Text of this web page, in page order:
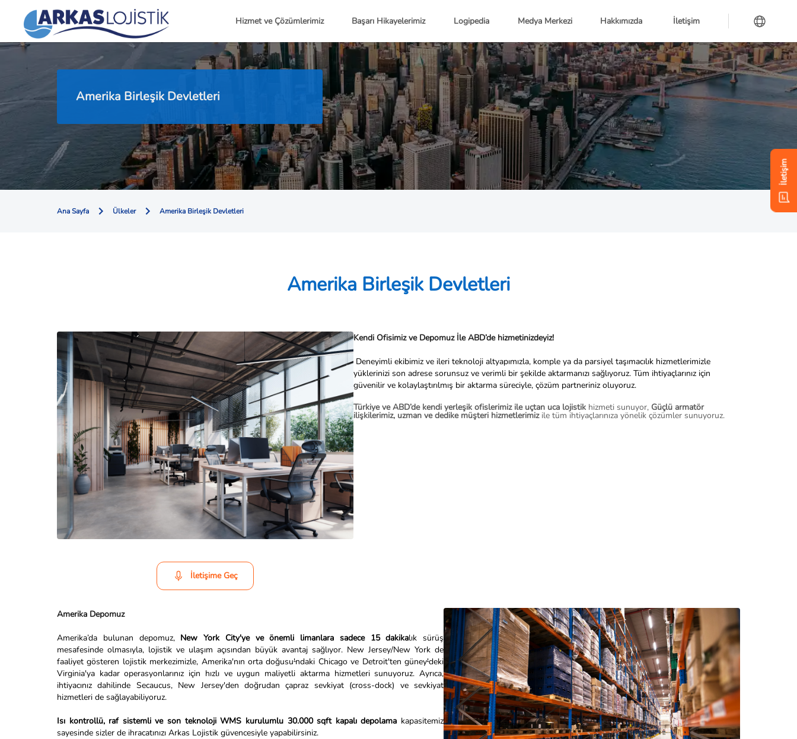
Hizmet ve Çözümlerimiz Başarı Hikayelerimiz Logipedia Medya Merkezi Hakkımızda İletişim
Amerika Birleşik Devletleri
İletişim
Ana Sayfa Ülkeler Amerika Birleşik Devletleri
Amerika Birleşik Devletleri
İletişime Geç
Kendi Ofisimiz ve Depomuz İle ABD’de hizmetinizdeyiz!
Deneyimli ekibimiz ve ileri teknoloji altyapımızla, komple ya da parsiyel taşımacılık hizmetlerimizle
yüklerinizi son adrese sorunsuz ve verimli bir şekilde aktarmanızı sağlıyoruz. Tüm ihtiyaçlarınız için
güvenilir ve kolaylaştırılmış bir aktarma süreciyle, çözüm partneriniz oluyoruz.
Türkiye ve ABD’de kendi yerleşik ofislerimiz ile uçtan uca lojistik hizmeti sunuyor, Güçlü armatör
ilişkilerimiz, uzman ve dedike müşteri hizmetlerimizile tüm ihtiyaçlarınıza yönelik çözümler sunuyoruz.
Amerika Depomuz
Amerika’da bulunan depomuz,New York City'ye ve önemli limanlara sadece 15 dakikalık sürüş
mesafesinde olmasıyla, lojistik ve ulaşım açısından büyük avantaj sağlıyor. New Jersey/New York de
faaliyet gösteren lojistik merkezimizle, Amerika'nın orta doğusu'ndaki Chicago ve Detroit'ten güney'deki
Virginia'ya kadar operasyonlarınız için hızlı ve uygun maliyetli aktarma hizmetleri sunuyoruz. Ayrıca,
ihtiyacınız dahilinde Secaucus, New Jersey'den doğrudan çapraz sevkiyat (cross-dock) ve sevkiyat
hizmetleri de sağlayabiliyoruz.
Isı kontrollü, raf sistemli ve son teknoloji WMS kurulumlu 30.000 sqft kapalı depolama kapasitemiz
sayesinde sizler de ihracatınızı Arkas Lojistik güvencesiyle yapabilirsiniz.